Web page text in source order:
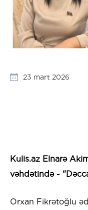
23 mart 2026
Kulis.az Elnarə
vəhdətində -
Orxan Fikrətoğlu